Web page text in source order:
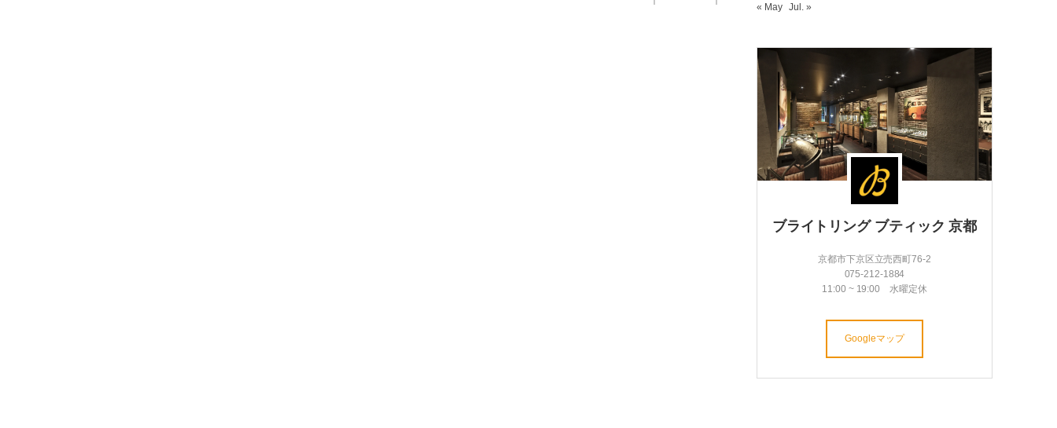
« May Jul. »
ブライトリング ブティック 京都
京都市下京区立売西町76-2
075-212-1884
11:00 ~ 19:00 水曜定休
Googleマップ